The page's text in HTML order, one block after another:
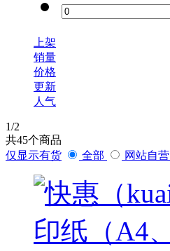
上架
销量
价格
更新
人气
1/2
共45个商品
仅显示有货
全部 网站自营